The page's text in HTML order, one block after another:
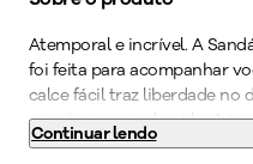
Atemporal e incrível. A
foi feita para acompanhar
calce fácil traz liberdade no
as mãos para colocá lo. A
seus pés confortáveis e
Continuar lendo